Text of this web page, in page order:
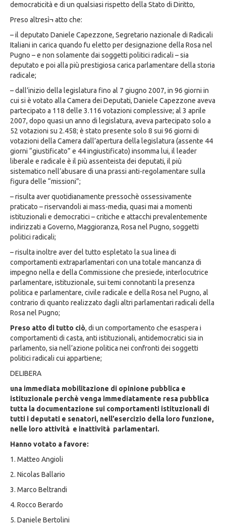
democraticità e di un qualsiasi rispetto della Stato di Diritto,
Preso altresì¬ atto che:
– il deputato Daniele Capezzone, Segretario nazionale di Radicali
Italiani in carica quando fu eletto per designazione della Rosa nel
Pugno – e non solamente dai soggetti politici radicali – sia
deputato e poi alla più prestigiosa carica parlamentare della storia
radicale;
– dall’inizio della legislatura fino al 7 giugno 2007, in 96 giorni in
cui si è votato alla Camera dei Deputati, Daniele Capezzone aveva
partecipato a 118 delle 3.116 votazioni complessive; al 3 aprile
2007, dopo quasi un anno di legislatura, aveva partecipato solo a
52 votazioni su 2.458; è stato presente solo 8 sui 96 giorni di
votazioni della Camera dall’apertura della legislatura (assente 44
giorni “giustificato” e 44 ingiustificato) insomma lui, il leader
liberale e radicale è il più assenteista dei deputati, il più
sistematico nell’abusare di una prassi anti-regolamentare sulla
figura delle “missioni”;
– risulta aver quotidianamente pressochè ossessivamente
praticato – riservandoli ai mass-media, quasi mai a momenti
istituzionali e democratici – critiche e attacchi prevalentemente
indirizzati a Governo, Maggioranza, Rosa nel Pugno, soggetti
politici radicali;
– risulta inoltre aver del tutto espletato la sua linea di
comportamenti extraparlamentari con una totale mancanza di
impegno nella e della Commissione che presiede, interlocutrice
parlamentare, istituzionale, sui temi connotanti la presenza
politica e parlamentare, civile radicale e della Rosa nel Pugno, al
contrario di quanto realizzato dagli altri parlamentari radicali della
Rosa nel Pugno;
Preso atto di tutto ciò, di un comportamento che esaspera i
comportamenti di casta, anti istituzionali, antidemocratici sia in
parlamento, sia nell’azione politica nei confronti dei soggetti
politici radicali cui appartiene;
DELIBERA
una immediata mobilitazione di opinione pubblica e
istituzionale perchè venga immediatamente resa pubblica
tutta la documentazione sui comportamenti istituzionali di
tutti i deputati e senatori, nell’esercizio della loro funzione,
nelle loro attività e inattività parlamentari.
Hanno votato a favore:
1. Matteo Angioli
2. Nicolas Ballario
3. Marco Beltrandi
4. Rocco Berardo
5. Daniele Bertolini